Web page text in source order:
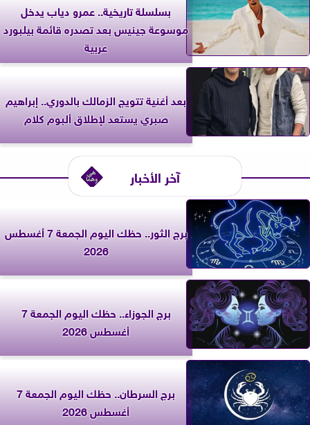
بسلسلة تاريخية.. عمرو دياب يدخل
موسوعة جينيس بعد تصدره قائمة بيلبورد
عربية
بعد أغنية تتويج الزمالك بالدوري.. إبراهيم
صبري يستعد لإطلاق ألبوم كلام
آخر الأخبار
برج الثور.. حظك اليوم الجمعة 7 أغسطس
2026
برج الجوزاء.. حظك اليوم الجمعة 7
أغسطس 2026
برج السرطان.. حظك اليوم الجمعة 7
أغسطس 2026